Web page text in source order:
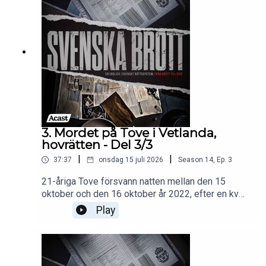
gradvis leder till åtal.Källor:Sveriges
domstolarExpressenAftonbladet Programledare:
Tove VahlneKlippare & medproducent: Martin
MasarovMedproducent: Ayla KarlssonExekutiv
producent: Nils Bergman
3. Mordet på Tove i Vetlanda,
hovrätten - Del 3/3
37:37 | onsdag 15 juli 2026 | Season 14, Ep. 3
21-åriga Tove försvann natten mellan den 15
oktober och den 16 oktober år 2022, efter en kväll
på utestället Nöjet i Vetlanda. När
hovrättsförhandlingarna inleds i oktober 2023
presenteras flera nya aspekter. Fyra rättsläkare
kommer att vittna. En central del av rättegången
kommer att fokusera på just dödsorsaken, vilket
Play